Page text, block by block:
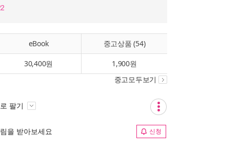
eBook 중고상품 (54)
30,400원 1,900원
중고모두보기
팔기
을 받아보세요 신청